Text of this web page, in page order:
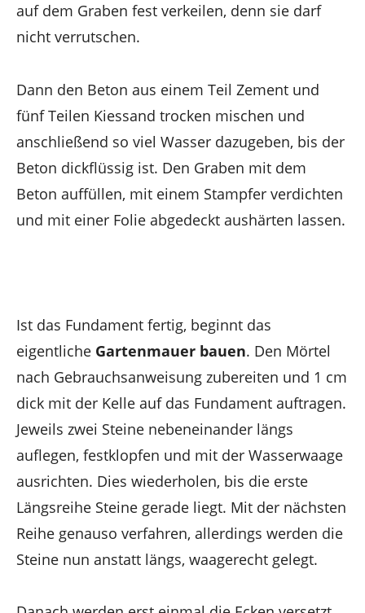
auf dem Graben fest verkeilen, denn sie darf
nicht verrutschen.
Dann den Beton aus einem Teil Zement und
fünf Teilen Kiessand trocken mischen und
anschließend so viel Wasser dazugeben, bis der
Beton dickflüssig ist. Den Graben mit dem
Beton auffüllen, mit einem Stampfer verdichten
und mit einer Folie abgedeckt aushärten lassen.
Ist das Fundament fertig, beginnt das
eigentliche Gartenmauer bauen. Den Mörtel
nach Gebrauchsanweisung zubereiten und 1 cm
dick mit der Kelle auf das Fundament auftragen.
Jeweils zwei Steine nebeneinander längs
auflegen, festklopfen und mit der Wasserwaage
ausrichten. Dies wiederholen, bis die erste
Längsreihe Steine gerade liegt. Mit der nächsten
Reihe genauso verfahren, allerdings werden die
Steine nun anstatt längs, waagerecht gelegt.